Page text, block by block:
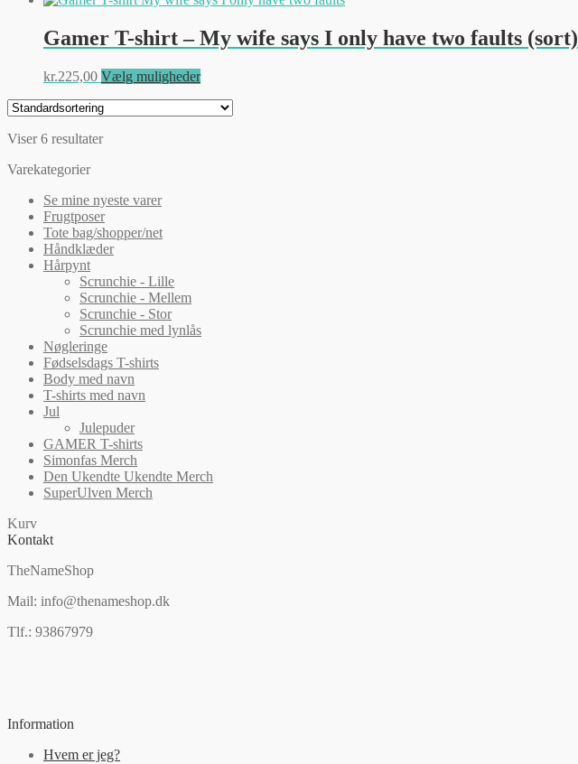
vælges
varesiden
flere
varianter.
kan
vælges
på
Gamer T-shirt – My wife says I only have two faults (sort)
kr.225,00 Vælg mulighederDette
Viser 6 resultater
Varekategorier
Se mine nyeste varer
Frugtposer
Tote bag/shopper/net
Håndklæder
Hårpynt
Scrunchie - Lille
Scrunchie - Mellem
Scrunchie - Stor
Scrunchie med lynlås
Nøgleringe
Fødselsdags T-shirts
Body med navn
T-shirts med navn
Jul
Julepuder
GAMER T-shirts
Simonfas Merch
Den Ukendte Ukendte Merch
SuperUlven Merch
Kurv
Kontakt
TheNameShop
Mail: info@thenameshop.dk
Tlf.: 93867979
Information
Hvem er jeg?